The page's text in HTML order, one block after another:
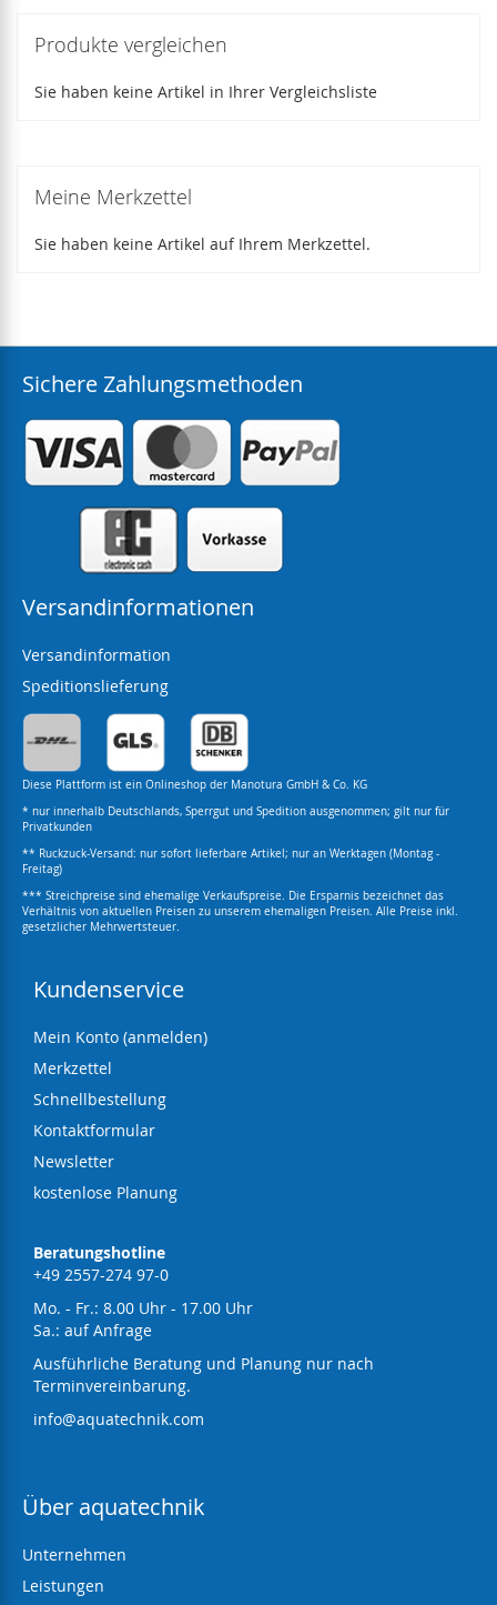
Produkte vergleichen
Sie haben keine Artikel in Ihrer Vergleichsliste
Meine Merkzettel
Sie haben keine Artikel auf Ihrem Merkzettel.
Sichere Zahlungsmethoden
Versandinformationen
Versandinformation
Speditionslieferung
Diese Plattform ist ein Onlineshop der Manotura GmbH & Co. KG
* nur innerhalb Deutschlands, Sperrgut und Spedition ausgenommen; gilt nur für
Privatkunden
** Ruckzuck-Versand: nur sofort lieferbare Artikel; nur an Werktagen (Montag -
Freitag)
*** Streichpreise sind ehemalige Verkaufspreise. Die Ersparnis bezeichnet das
Verhältnis von aktuellen Preisen zu unserem ehemaligen Preisen. Alle Preise inkl.
gesetzlicher Mehrwertsteuer.
Kundenservice
Mein Konto (anmelden)
Merkzettel
Schnellbestellung
Kontaktformular
Newsletter
kostenlose Planung
Beratungshotline
+49 2557-274 97-0
Mo. - Fr.: 8.00 Uhr - 17.00 Uhr
Sa.: auf Anfrage
Ausführliche Beratung und Planung nur nach
Terminvereinbarung.
info@aquatechnik.com
Über aquatechnik
Unternehmen
Leistungen